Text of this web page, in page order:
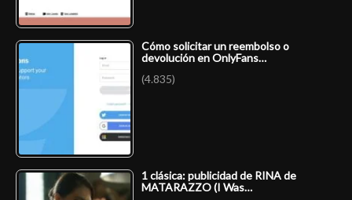
Cómo solicitar un reembolso o
devolución en OnlyFans…
(4.835)
1 clásica: publicidad de RINA de
MATARAZZO (I Was…